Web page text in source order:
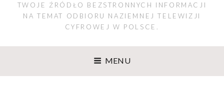
TWOJE ŹRÓDŁO BEZSTRONNYCH INFORMACJI
NA TEMAT ODBIORU NAZIEMNEJ TELEWIZJI
CYFROWEJ W POLSCE.
MENU